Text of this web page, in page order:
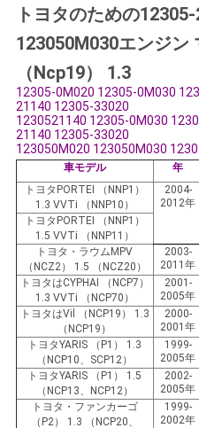
わ
せ
ニ
ュ
ー
ス
引
金
を
求
トヨタのための
123050M030エンジン
（Ncp19） 1.3
12305-0M020 12305-0M030
21140 12305-33020
1230521140 12305-0M030
21140 12305-33020
123050M020 123050M030
車モデル 年
トヨタPORTEI （NNP1）
1.3 VVTi （NNP10）
2004-
2012年
トヨタPORTEI （NNP1）
1.5 VVTi （NNP11）
トヨタ・ラウムMPV
（NCZ2） 1.5 （NCZ20）
2003-
2011年
トヨタはCYPHAI （NCP7）
1.3 VVTi （NCP70）
2001-
2005年
トヨタはVil （NCP19） 1.3
（NCP19）
2000-
2001年
トヨタYARIS （P1） 1.3
（NCP10、SCP12）
1999-
2005年
トヨタYARIS （P1） 1.5
（NCP13、NCP12）
2002-
2005年
トヨタ・ファンカーゴ
（P2） 1.3 （NCP20、
1999-
2002年